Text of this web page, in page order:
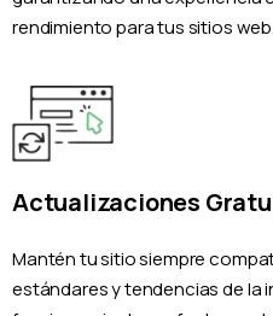
rendimiento para tus sitios web.
Actualizaciones
Mantén tu sitio siempre
estándares y tendencias de la